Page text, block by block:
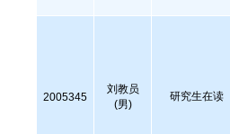
2005345
刘教员
(男)
研究生在读